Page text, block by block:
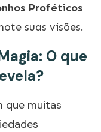
Proféticos
suas visões.
O que
que muitas